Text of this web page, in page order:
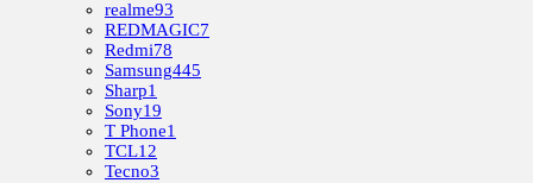
realme93
REDMAGIC7
Redmi78
Samsung445
Sharp1
Sony19
T Phone1
TCL12
Tecno3